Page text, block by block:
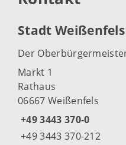
Stadt Weißenfels
Der
Markt 1
Rathaus
06667 Weißenfels
+49 3443 370-0
+49 3443 370-212